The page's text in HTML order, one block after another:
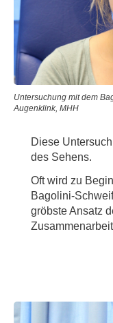
Untersuchung mit dem
Augenklink, MHH
Diese
des Sehens.
Oft wird zu
Bagolini-
gröbste Ansatz